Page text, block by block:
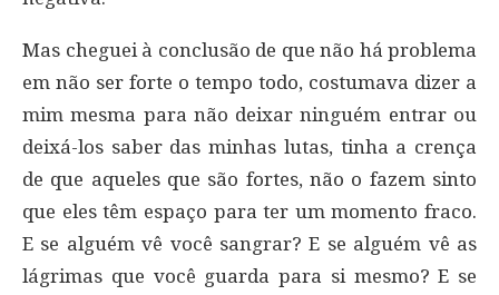
Mas cheguei à conclusão de que não há problema
em não ser forte o tempo todo, costumava dizer a
mim mesma para não deixar ninguém entrar ou
deixá-los saber das minhas lutas, tinha a crença
de que aqueles que são fortes, não o fazem sinto
que eles têm espaço para ter um momento fraco.
E se alguém vê você sangrar? E se alguém vê as
lágrimas que você guarda para si mesmo? E se